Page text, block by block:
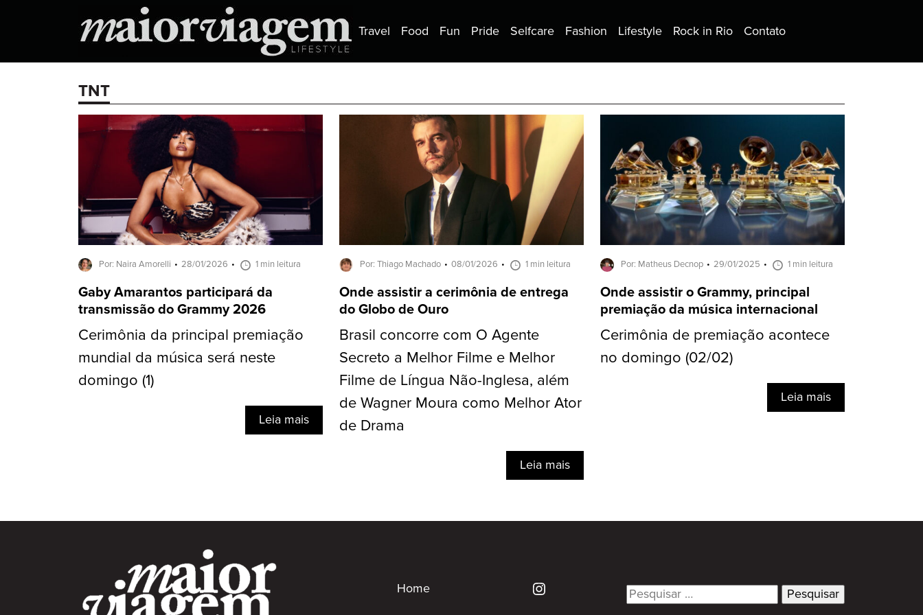
Travel Food Fun Pride Selfcare Fashion Lifestyle Rock in Rio Contato
TNT
Por: Naira Amorelli 28/01/2026 1 min leitura
Gaby Amarantos participará da
transmissão do Grammy 2026
Cerimônia da principal premiação
mundial da música será neste
domingo (1)
Leia mais
Por: Thiago Machado 08/01/2026 1 min leitura
Onde assistir a cerimônia de entrega
do Globo de Ouro
Brasil concorre com O Agente
Secreto a Melhor Filme e Melhor
Filme de Língua Não-Inglesa, além
de Wagner Moura como Melhor Ator
de Drama
Leia mais
Por: Matheus Decnop 29/01/2025 1 min leitura
Onde assistir o Grammy, principal
premiação da música internacional
Cerimônia de premiação acontece
no domingo (02/02)
Leia mais
Home
Search
for: